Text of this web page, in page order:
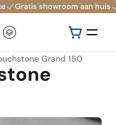
Gratis showroom aan huis
Grand 150